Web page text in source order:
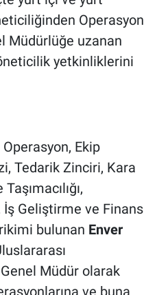
Operasyon
Müdürlüğe uzanan
yetkinliklerini
Ekip
Tedarik Zinciri, Kara
İş Geliştirme ve Finans
bulunan Enver
Müdür olarak
ve buna